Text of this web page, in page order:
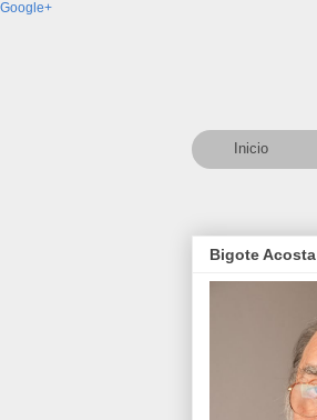
Google+
Inicio
Bigote Acosta